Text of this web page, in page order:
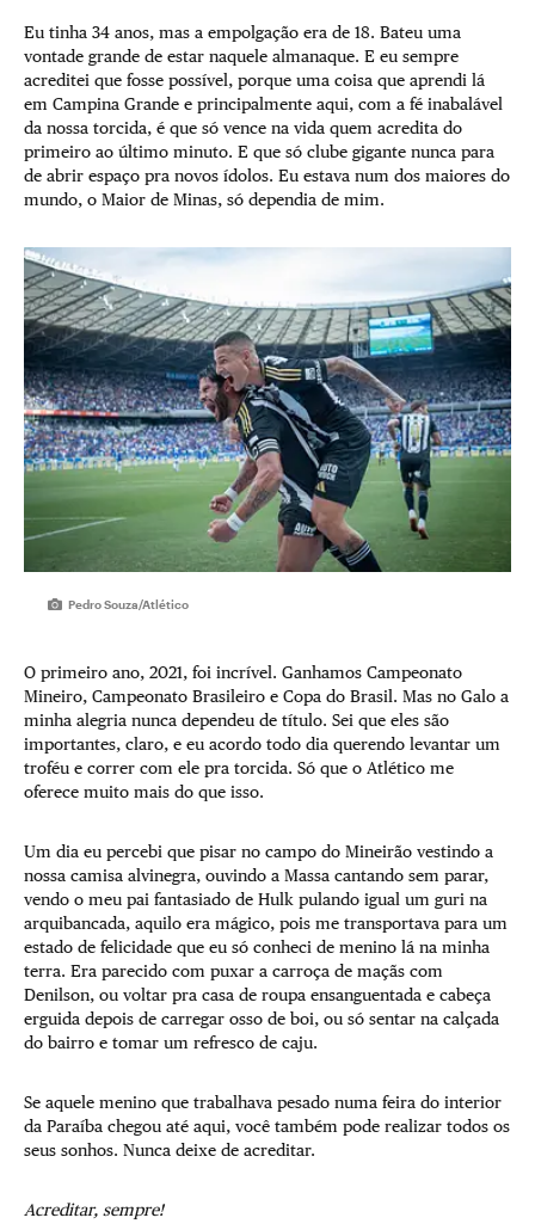
Eu tinha 34 anos, mas a empolgação era de 18. Bateu uma
vontade grande de estar naquele almanaque. E eu sempre
acreditei que fosse possível, porque uma coisa que aprendi lá
em Campina Grande e principalmente aqui, com a fé inabalável
da nossa torcida, é que só vence na vida quem acredita do
primeiro ao último minuto. E que só clube gigante nunca para
de abrir espaço pra novos ídolos. Eu estava num dos maiores do
mundo, o Maior de Minas, só dependia de mim.
Pedro Souza/Atlético
O primeiro ano, 2021, foi incrível. Ganhamos Campeonato
Mineiro, Campeonato Brasileiro e Copa do Brasil. Mas no Galo a
minha alegria nunca dependeu de título. Sei que eles são
importantes, claro, e eu acordo todo dia querendo levantar um
troféu e correr com ele pra torcida. Só que o Atlético me
oferece muito mais do que isso.
Um dia eu percebi que pisar no campo do Mineirão vestindo a
nossa camisa alvinegra, ouvindo a Massa cantando sem parar,
vendo o meu pai fantasiado de Hulk pulando igual um guri na
arquibancada, aquilo era mágico, pois me transportava para um
estado de felicidade que eu só conheci de menino lá na minha
terra. Era parecido com puxar a carroça de maçãs com
Denilson, ou voltar pra casa de roupa ensanguentada e cabeça
erguida depois de carregar osso de boi, ou só sentar na calçada
do bairro e tomar um refresco de caju.
Se aquele menino que trabalhava pesado numa feira do interior
da Paraíba chegou até aqui, você também pode realizar todos os
seus sonhos. Nunca deixe de acreditar.
Acreditar, sempre!